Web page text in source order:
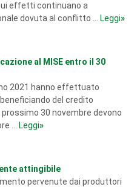
effetti continuano a
dovuta al conflitto ...
Leggi»
al MISE entro il 30
2021 hanno effettuato
del credito
prossimo 30 novembre devono
...
Leggi»
attingibile
pervenute dai produttori